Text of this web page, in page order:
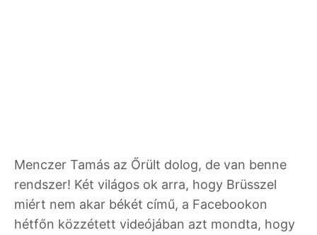
Menczer Tamás az Őrült dolog, de van benne
rendszer! Két világos ok arra, hogy Brüsszel
miért nem akar békét című, a Facebookon
hétfőn közzétett videójában azt mondta, hogy